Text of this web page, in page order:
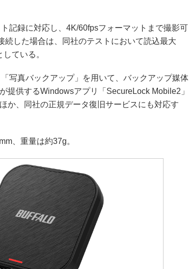
記録に対応し、4K/60fpsフォーマットまで撮影可
続した場合は、同社のテストにおいて読込最大
ている。
写真バックアップ」を用いて、バックアップ媒体
提供するWindowsアプリ「SecureLock Mobile2」
か、同社の正規データ復旧サービスにも対応す
、重量は約37g。